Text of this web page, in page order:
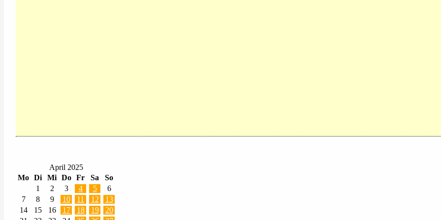
April 2025
Mo Di Mi Do Fr Sa
So
1
2 3 4 5
6
7
8 9 10 11 12
13
14
15 16 17 18 19
20